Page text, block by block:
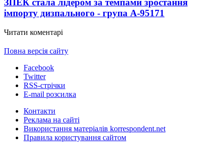
ЗПЕК стала лідером за темпами зростання
імпорту дизпального - група А-95171
Читати коментарі
Повна версія сайту
Facebook
Twitter
RSS-стрічки
E-mail розсилка
Контакти
Реклама на сайті
Використання матеріалів korrespondent.net
Правила користування сайтом